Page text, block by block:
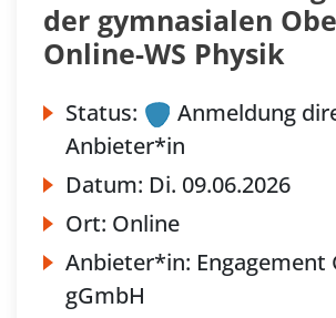
der gymnasialen
Online-WS Physik
Status:
Anmeldung
Anbieter*in
Datum: Di. 09.06.2026
Ort: Online
Anbieter*in: Engagement
gGmbH